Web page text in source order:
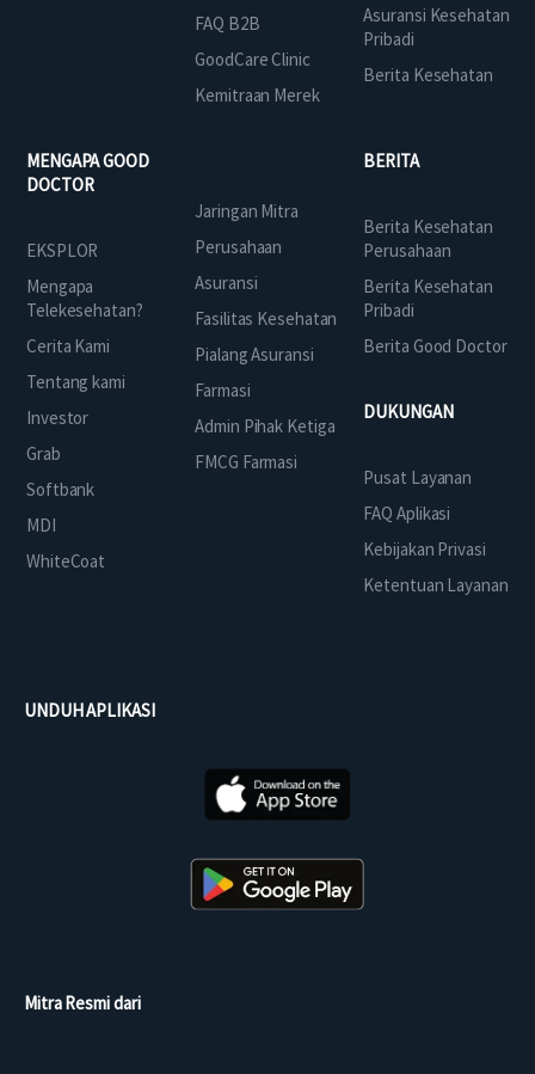
FAQ B2B
GoodCare Clinic
Kemitraan Merek
Asuransi Kesehatan
Pribadi
Berita Kesehatan
MENGAPA GOOD
DOCTOR
EKSPLOR
Mengapa
Telekesehatan?
Cerita Kami
Tentang kami
Investor
Grab
Softbank
MDI
WhiteCoat
Jaringan Mitra
Perusahaan
Asuransi
Fasilitas Kesehatan
Pialang Asuransi
Farmasi
Admin Pihak Ketiga
FMCG Farmasi
BERITA
Berita Kesehatan
Perusahaan
Berita Kesehatan
Pribadi
Berita Good Doctor
DUKUNGAN
Pusat Layanan
FAQ Aplikasi
Kebijakan Privasi
Ketentuan Layanan
UNDUH APLIKASI
Mitra Resmi dari